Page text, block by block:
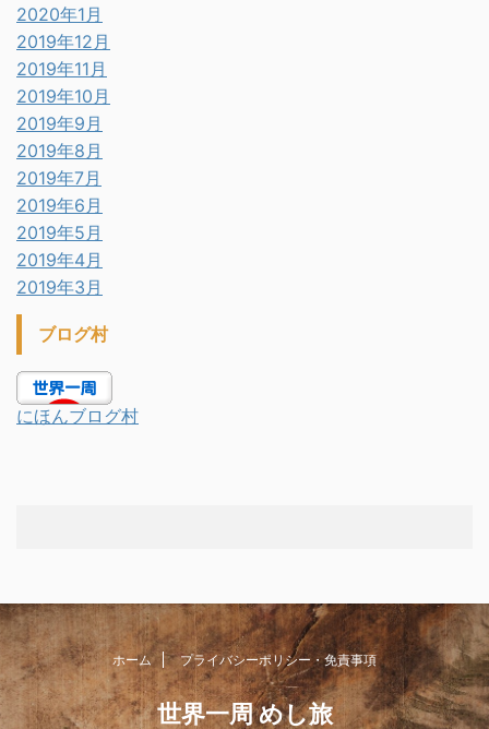
2020年1月
2019年12月
2019年11月
2019年10月
2019年9月
2019年8月
2019年7月
2019年6月
2019年5月
2019年4月
2019年3月
ブログ村
にほんブログ村
ホーム プライバシーポリシー・免責事項
世界一周 めし旅